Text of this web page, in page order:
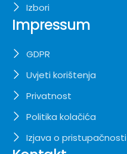
Izbori
Impressum
GDPR
Uvjeti korištenja
Privatnost
Politika kolačića
Izjava o pristupačnosti